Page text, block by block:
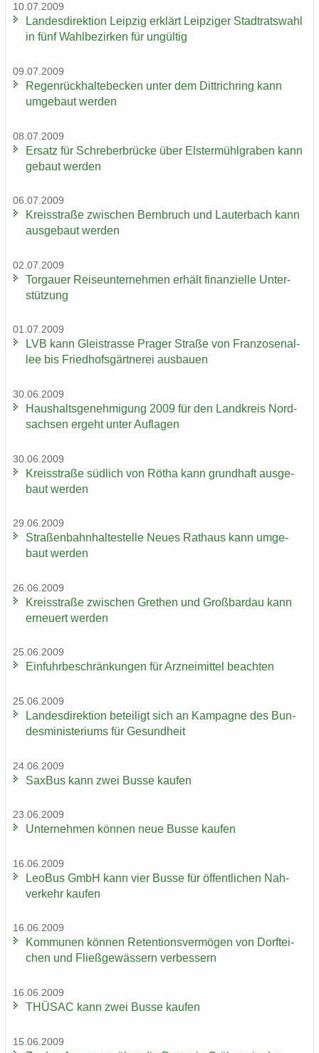
10.07.2009
Lan­des­di­rek­ti­on Leip­zig er­klärt Leip­zi­ger Stadt­rats­wahl
in fünf Wahl­be­zir­ken für un­gül­tig
09.07.2009
Re­gen­rück­hal­te­be­cken unter dem Dittrich­ring kann
um­ge­baut wer­den
08.07.2009
Er­satz für Schre­ber­brü­cke über Els­ter­mühl­gra­ben kann
ge­baut wer­den
06.07.2009
Kreis­stra­ße zwi­schen Bern­bruch und Lau­ter­bach kann
aus­ge­baut wer­den
02.07.2009
Tor­gau­er Rei­se­un­ter­neh­men er­hält fi­nan­zi­el­le Un­ter­
stüt­zung
01.07.2009
LVB kann Gleis­tras­se Pra­ger Stra­ße von Fran­zo­sen­al­
lee bis Fried­hofs­gärt­ne­rei aus­bau­en
30.06.2009
Haus­halts­ge­neh­mi­gung 2009 für den Land­kreis Nord­
sach­sen er­geht unter Auf­la­gen
30.06.2009
Kreis­stra­ße süd­lich von Rötha kann grund­haft aus­ge­
baut wer­den
29.06.2009
Stra­ßen­bahn­hal­te­stel­le Neues Rat­haus kann um­ge­
baut wer­den
26.06.2009
Kreis­stra­ße zwi­schen Gre­then und Groß­bardau kann
er­neu­ert wer­den
25.06.2009
Ein­fuhr­be­schrän­kun­gen für Arz­nei­mit­tel be­ach­ten
25.06.2009
Lan­des­di­rek­ti­on be­tei­ligt sich an Kam­pa­gne des Bun­
des­mi­nis­te­ri­ums für Ge­sund­heit
24.06.2009
Sax­Bus kann zwei Busse kau­fen
23.06.2009
Un­ter­neh­men kön­nen neue Busse kau­fen
16.06.2009
LeoBus GmbH kann vier Busse für öf­fent­li­chen Nah­
ver­kehr kau­fen
16.06.2009
Kom­mu­nen kön­nen Re­ten­ti­ons­ver­mö­gen von Dorf­tei­
chen und Fließ­ge­wäs­sern ver­bes­sern
16.06.2009
THÜ­SAC kann zwei Busse kau­fen
15.06.2009